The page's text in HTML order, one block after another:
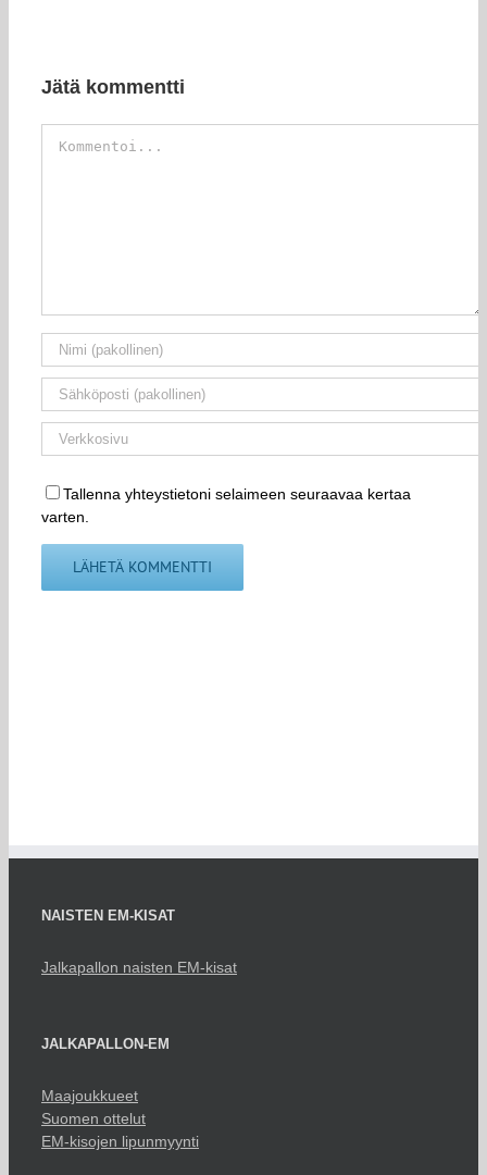
Jätä kommentti
Tallenna yhteystietoni selaimeen seuraavaa kertaa
varten.
NAISTEN EM-KISAT
Jalkapallon naisten EM-kisat
JALKAPALLON-EM
Maajoukkueet
Suomen ottelut
EM-kisojen lipunmyynti